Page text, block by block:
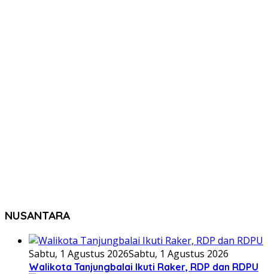
NUSANTARA
Sabtu, 1 Agustus 2026Sabtu, 1 Agustus 2026
Walikota Tanjungbalai Ikuti Raker, RDP dan RDPU